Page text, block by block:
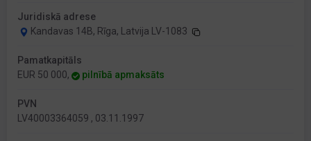
Juridiskā adrese
Kandavas 14B, Rīga, Latvija LV-1083
Pamatkapitāls
EUR 50 000,
pilnībā apmaksāts
PVN
LV40003364059 , 03.11.1997